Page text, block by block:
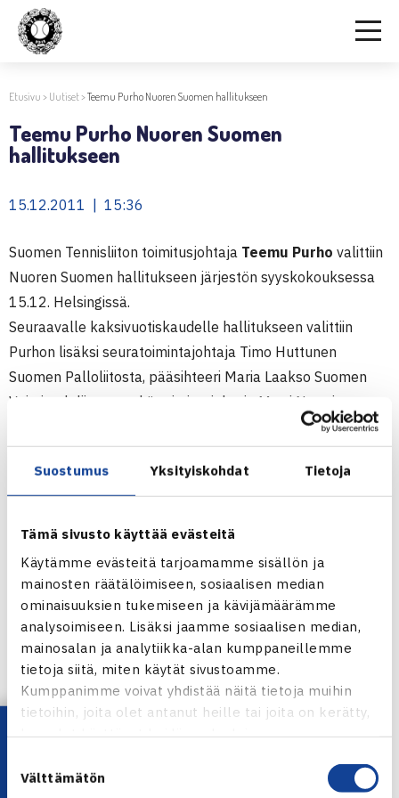
Suostumus Yksityiskohdat Tietoja
Tämä sivusto käyttää evästeitä
Käytämme evästeitä tarjoamamme sisällön ja
mainosten räätälöimiseen, sosiaalisen median
ominaisuuksien tukemiseen ja kävijämäärämme
analysoimiseen. Lisäksi jaamme sosiaalisen median,
mainosalan ja analytiikka-alan kumppaneillemme
tietoja siitä, miten käytät sivustoamme.
Kumppanimme voivat yhdistää näitä tietoja muihin
tietoihin, joita olet antanut heille tai joita on kerätty,
kun olet käyttänyt heidän palvelujaan.
valinta
Välttämätön
Etusivu > Uutiset>Teemu Purho Nuoren Suomen hallitukseen
Teemu Purho Nuoren Suomen
hallitukseen
15.12.2011 | 15:36
Suomen Tennisliiton toimitusjohtaja Teemu Purho valittiin
Nuoren Suomen hallitukseen järjestön syyskokouksessa
15.12. Helsingissä.
Seuraavalle kaksivuotiskaudelle hallitukseen valittiin
Purhon lisäksi seuratoimintajohtaja Timo Huttunen
Suomen Palloliitosta, pääsihteeri Maria Laakso Suomen
Voimisteluliitosta sekä toimitusjohtaja Matti Nurminen
Nuoren Suomen verkkosivut
Teemu Purho
Jaa: